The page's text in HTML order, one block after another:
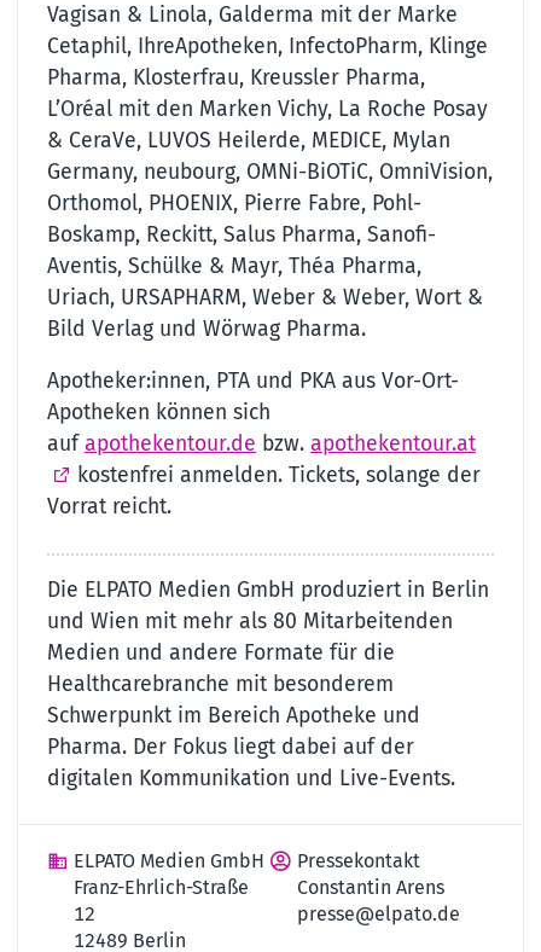
Vagisan & Linola, Galderma mit der Marke
Cetaphil, IhreApotheken, InfectoPharm, Klinge
Pharma, Klosterfrau, Kreussler Pharma,
L’Oréal mit den Marken Vichy, La Roche Posay
& CeraVe, LUVOS Heilerde, MEDICE, Mylan
Germany, neubourg, OMNi-BiOTiC, OmniVision,
Orthomol, PHOENIX, Pierre Fabre, Pohl-
Boskamp, Reckitt, Salus Pharma, Sanofi-
Aventis, Schülke & Mayr, Théa Pharma,
Uriach, URSAPHARM, Weber & Weber, Wort &
Bild Verlag und Wörwag Pharma.
Apotheker:innen, PTA und PKA aus Vor-Ort-
Apotheken können sich
aufapothekentour.de bzw. apothekentour.at
kostenfrei anmelden. Tickets, solange der
Vorrat reicht.
Die ELPATO Medien GmbH produziert in Berlin
und Wien mit mehr als 80 Mitarbeitenden
Medien und andere Formate für die
Healthcarebranche mit besonderem
Schwerpunkt im Bereich Apotheke und
Pharma. Der Fokus liegt dabei auf der
digitalen Kommunikation und Live-Events.
ELPATO Medien GmbH
Franz-Ehrlich-Straße
12
12489 Berlin
Pressekontakt
Constantin Arens
presse@elpato.de